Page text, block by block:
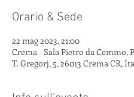
Orario & Sede
22 mag 2023, 21:00
Crema - Sala Pietro da Cemmo,
T. Gregorj, 5, 26013 Crema CR,